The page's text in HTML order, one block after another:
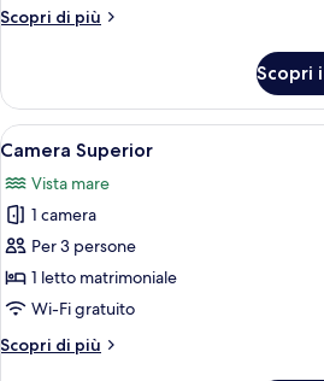
Amenity
Breakfast
+
Pool
for
2
+
Amenity
Scopri di più
Altri
Suite
Breakfast
2
+
access
for
Amenity
Scopri
Apri
tutte
le
foto
per
Camera
Superior
Una
6
Camera Superior
Vista mare
1 camera
Per 3 persone
1 letto matrimoniale
Wi-Fi gratuito
Scopri di più
Altri